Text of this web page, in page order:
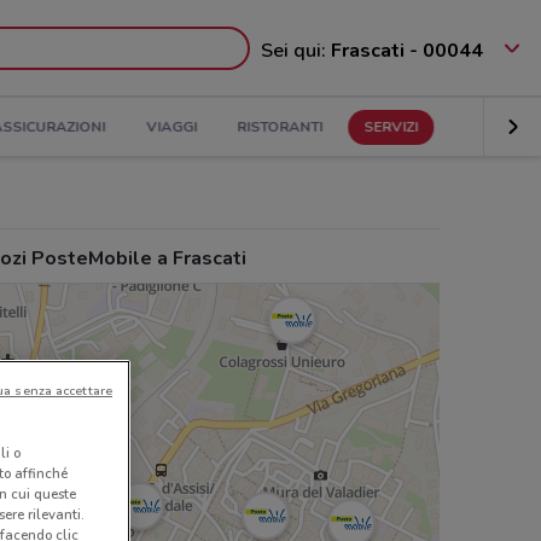
Sei qui: Frascati - 00044
VIAGGI RISTORANTI SERVIZI
PosteMobile a Frascati
o
affinché
cui queste
rilevanti.
clic
senza accettare